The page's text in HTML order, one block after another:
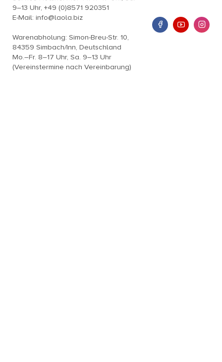
9–13 Uhr, +49 (0)8571 920351
E-Mail: info@laola.biz
Warenabholung: Simon-Breu-Str. 10,
84359 Simbach/Inn, Deutschland
Mo.–Fr. 8–17 Uhr, Sa. 9–13 Uhr
(Vereinstermine nach Vereinbarung)